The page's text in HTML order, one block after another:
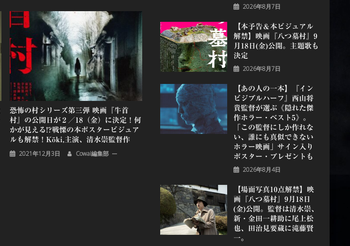
恐怖の村シリーズ第三弾 映画『牛首
村』の公開日が２／18（金）に決定！何
かが見える!?戦慄の本ポスタービジュア
ルも解禁！Kōki,主演、清水崇監督作
2021年12月3日 Cowai編集部
2026年8月7日
【本予告＆本ビジュアル
解禁】映画『八つ墓村』9
月18日(金)公開。主題歌も
決定
2026年8月7日
【あの人の一本】『イン
ビジブルハーフ』⻄⼭将
貴監督が選ぶ《隠れた傑
作ホラー・ベスト5》。
「この監督にしか作れな
い、誰にも真似できない
ホラー映画」サイン入り
ポスター・プレゼントも
2026年8月4日
【場面写真10点解禁】映
画『八つ墓村』9月18日
(金)公開。監督は清水崇、
新・金田一耕助に尾上松
也、田治見要蔵に滝藤賢
一。